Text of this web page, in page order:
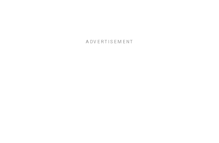
ADVERTISEMENT